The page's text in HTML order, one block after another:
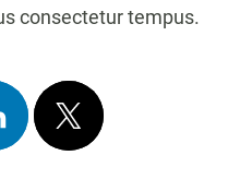
consectetur tempus.
Share Post
on